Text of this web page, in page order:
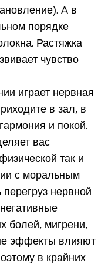
А в
порядке
Растяжка
чувство
играет нервная
в зал, в
и покой.
вас
так и
с моральным
нервной
болей, мигрени,
эффекты влияют
в крайних